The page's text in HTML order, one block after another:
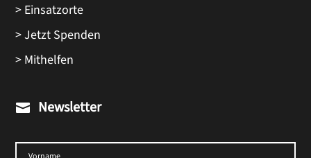
> Einsatzorte
> Jetzt Spenden
> Mithelfen
 Newsletter